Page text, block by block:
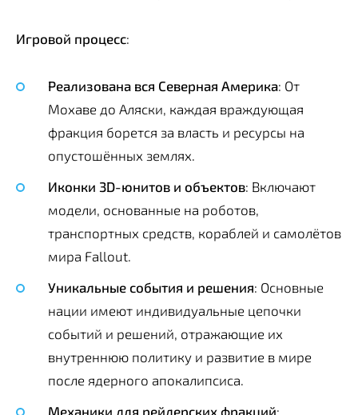
Игровой процесс:
Реализована вся Северная Америка: От
Мохаве до Аляски, каждая враждующая
фракция борется за власть и ресурсы на
опустошённых землях.
Иконки 3D-юнитов и объектов: Включают
модели, основанные на роботов,
транспортных средств, кораблей и самолётов
мира Fallout.
Уникальные события и решения: Основные
нации имеют индивидуальные цепочки
событий и решений, отражающие их
внутреннюю политику и развитие в мире
после ядерного апокалипсиса.
Механики для рейдерских фракций: